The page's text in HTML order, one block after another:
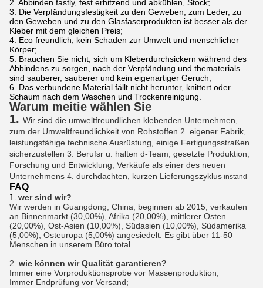
2. Abbinden fastly, fest erhitzend und abkühlen, Stock;
3. Die Verpfändungsfestigkeit zu den Geweben, zum Leder, zu
den Geweben und zu den Glasfaserprodukten ist besser als der
Kleber mit dem gleichen Preis;
4. Eco freundlich, kein Schaden zur Umwelt und menschlicher
Körper;
5. Brauchen Sie nicht, sich um Kleberdurchsickern während des
Abbindens zu sorgen, nach der Verpfändung und thematerials
sind sauberer, sauberer und kein eigenartiger Geruch;
6. Das verbundene Material fällt nicht herunter, knittert oder
Schaum nach dem Waschen und Trockenreinigung.
Warum meitie wählen Sie
1. Wir sind die umweltfreundlichen klebenden Unternehmen,
zum der Umweltfreundlichkeit von Rohstoffen 2. eigener Fabrik,
leistungsfähige technische Ausrüstung, einige Fertigungsstraßen
sicherzustellen 3. Berufsr u. halten d-Team, gesetzte Produktion,
Forschung und Entwicklung, Verkäufe als einer des neuen
Unternehmens 4. durchdachten, kurzen Lieferungszyklus instand
FAQ
1. wer sind wir?
Wir werden in Guangdong, China, beginnen ab 2015, verkaufen
an Binnenmarkt (30,00%), Afrika (20,00%), mittlerer Osten
(20,00%), Ost-Asien (10,00%), Südasien (10,00%), Südamerika
(5,00%), Osteuropa (5,00%) angesiedelt. Es gibt über 11-50
Menschen in unserem Büro total.
2. wie können wir Qualität garantieren?
Immer eine Vorproduktionsprobe vor Massenproduktion;
Immer Endprüfung vor Versand;